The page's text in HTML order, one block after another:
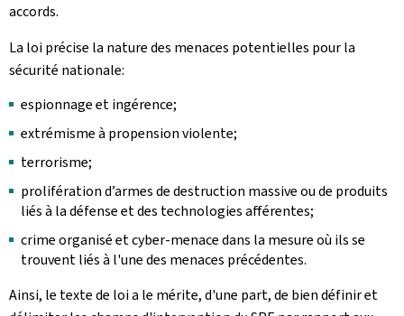
accords.
La loi précise la nature des menaces potentielles pour la
sécurité nationale:
espionnage et ingérence;
extrémisme à propension violente;
terrorisme;
prolifération d’armes de destruction massive ou de produits
liés à la défense et des technologies afférentes;
crime organisé et cyber-menace dans la mesure où ils se
trouvent liés à l'une des menaces précédentes.
Ainsi, le texte de loi a le mérite, d'une part, de bien définir et